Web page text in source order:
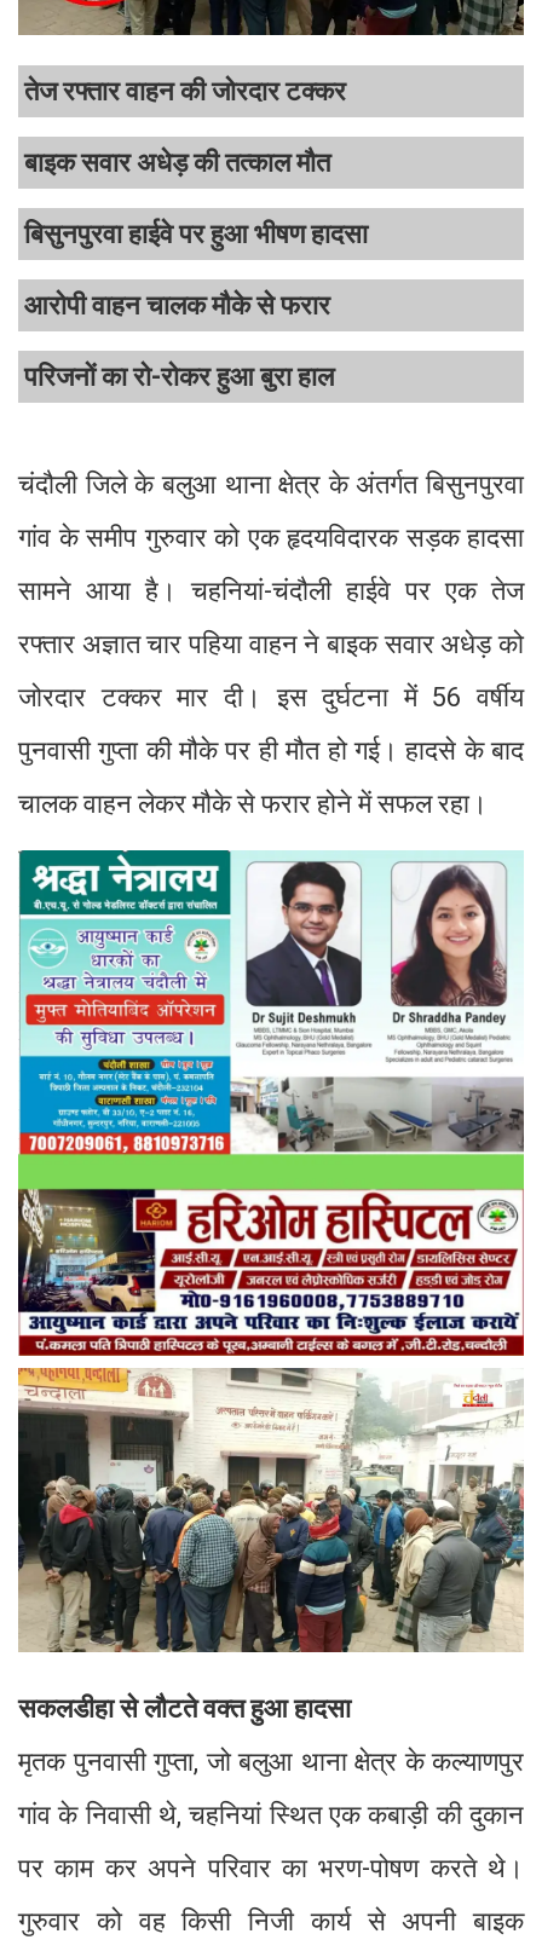
तेज रफ्तार वाहन की जोरदार टक्कर
बाइक सवार अधेड़ की तत्काल मौत
बिसुनपुरवा हाईवे पर हुआ भीषण हादसा
आरोपी वाहन चालक मौके से फरार
परिजनों का रो-रोकर हुआ बुरा हाल
चंदौली जिले के बलुआ थाना क्षेत्र के अंतर्गत बिसुनपुरवा
गांव के समीप गुरुवार को एक हृदयविदारक सड़क हादसा
सामने आया है। चहनियां-चंदौली हाईवे पर एक तेज
रफ्तार अज्ञात चार पहिया वाहन ने बाइक सवार अधेड़ को
जोरदार टक्कर मार दी। इस दुर्घटना में 56 वर्षीय
पुनवासी गुप्ता की मौके पर ही मौत हो गई। हादसे के बाद
चालक वाहन लेकर मौके से फरार होने में सफल रहा।
सकलडीहा से लौटते वक्त हुआ हादसा
मृतक पुनवासी गुप्ता, जो बलुआ थाना क्षेत्र के कल्याणपुर
गांव के निवासी थे, चहनियां स्थित एक कबाड़ी की दुकान
पर काम कर अपने परिवार का भरण-पोषण करते थे।
गुरुवार को वह किसी निजी कार्य से अपनी बाइक